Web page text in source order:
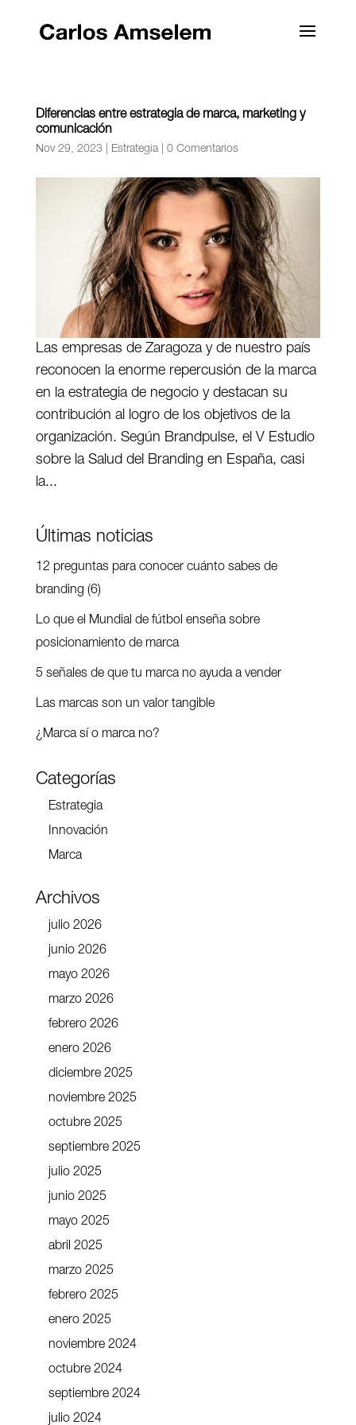
Diferencias entre estrategia de marca, marketing y
comunicación
Nov 29, 2023 Estrategia| 0 Comentarios
Las empresas de Zaragoza y de nuestro país
reconocen la enorme repercusión de la marca
en la estrategia de negocio y destacan su
contribución al logro de los objetivos de la
organización. Según Brandpulse, el V Estudio
sobre la Salud del Branding en España, casi
la...
Últimas noticias
12 preguntas para conocer cuánto sabes de
branding (6)
Lo que el Mundial de fútbol enseña sobre
posicionamiento de marca
5 señales de que tu marca no ayuda a vender
Las marcas son un valor tangible
¿Marca sí o marca no?
Categorías
Estrategia
Innovación
Marca
Archivos
julio 2026
junio 2026
mayo 2026
marzo 2026
febrero 2026
enero 2026
diciembre 2025
noviembre 2025
octubre 2025
septiembre 2025
julio 2025
junio 2025
mayo 2025
abril 2025
marzo 2025
febrero 2025
enero 2025
noviembre 2024
octubre 2024
septiembre 2024
julio 2024